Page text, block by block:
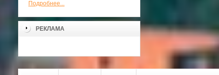
Подробнее...
РЕКЛАМА